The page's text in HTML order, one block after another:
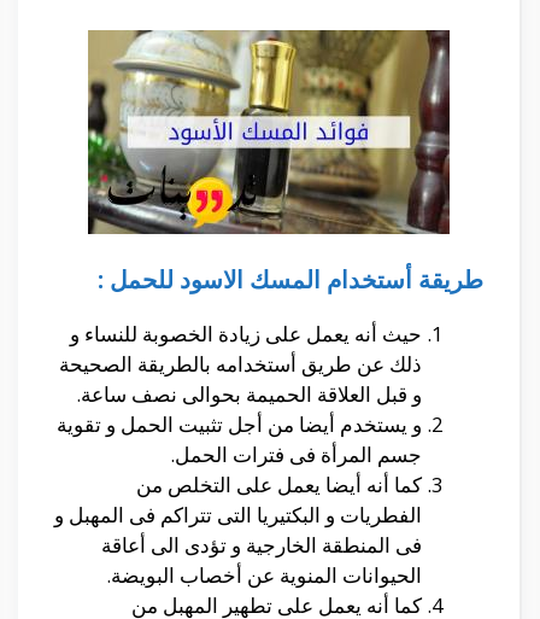
طريقة أستخدام المسك الاسود للحمل :
حيث أنه يعمل على زيادة الخصوبة للنساء و
ذلك عن طريق أستخدامه بالطريقة الصحيحة
و قبل العلاقة الحميمة بحوالى نصف ساعة.
و يستخدم أيضا من أجل تثبيت الحمل و تقوية
جسم المرأة فى فترات الحمل.
كما أنه أيضا يعمل على التخلص من
الفطريات و البكتيريا التى تتراكم فى المهبل و
فى المنطقة الخارجية و تؤدى الى أعاقة
الحيوانات المنوية عن أخصاب البويضة.
كما أنه يعمل على تطهير المهبل من